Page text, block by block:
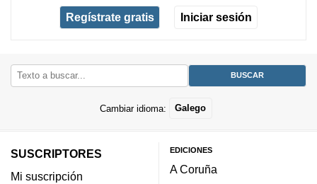
Regístrate gratis Iniciar sesión
Cambiar idioma: Galego
SUSCRIPTORES
Mi suscripción
EDICIONES
A Coruña